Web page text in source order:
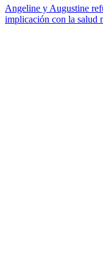
Angeline y Augustine
implicación con la salud